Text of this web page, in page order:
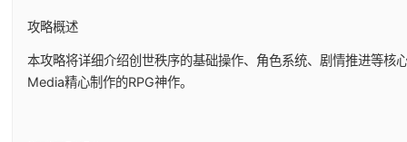
攻略概述
本攻略将详细介绍创世秩序的基础操作、角色系统、剧情推进等核
Media精心制作的RPG神作。